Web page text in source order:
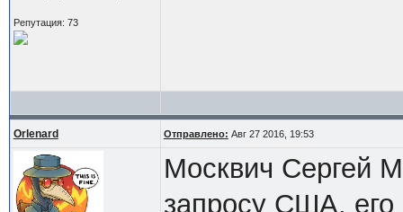
Репутация: 73
Orlenard Отправлено: Авг 27 2016, 19:53
Москвич Сергей
запросу США, его